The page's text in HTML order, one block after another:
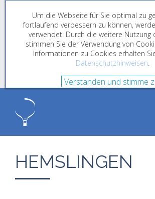
Um die Webseite für Sie optimal zu
fortlaufend verbessern zu können,
verwendet. Durch die weitere Nutzung
stimmen Sie der Verwendung von
Informationen zu Cookies erhalten
Datenschutzhinweisen.
Verstanden und stimme
HEMSLINGEN